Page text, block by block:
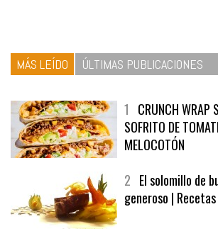
MÁS LEÍDO ÚLTIMAS PUBLICACIONES
1 CRUNCH WRAP
SOFRITO DE
MELOCOTÓN
2 El solomillo de
generoso |